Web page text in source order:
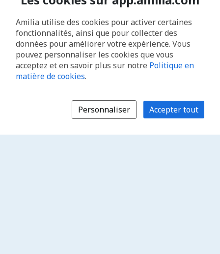
Amilia utilise des cookies pour activer certaines
fonctionnalités, ainsi que pour collecter des
données pour améliorer votre expérience. Vous
pouvez personnaliser les cookies que vous
acceptez et en savoir plus sur notre Politique en
matière de cookies.
Personnaliser Accepter tout